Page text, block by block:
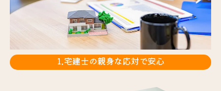
1.宅建士の親身な応対で安心